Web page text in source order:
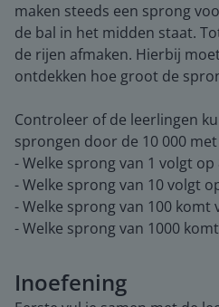
maken steeds een sprong
de bal in het midden staat.
de rijen afmaken. Hierbij
ontdekken hoe groot de
Controleer of de leerlingen
sprongen door de 10 000
- Welke sprong van 1 volgt op
- Welke sprong van 10 volgt
- Welke sprong van 100 komt
- Welke sprong van 1000
Inoefening